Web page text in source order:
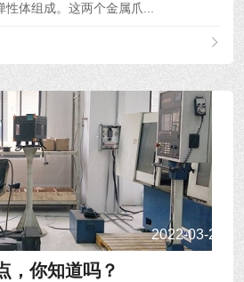
体组成。这两个金属爪...
2022-03-24
，你知道吗？